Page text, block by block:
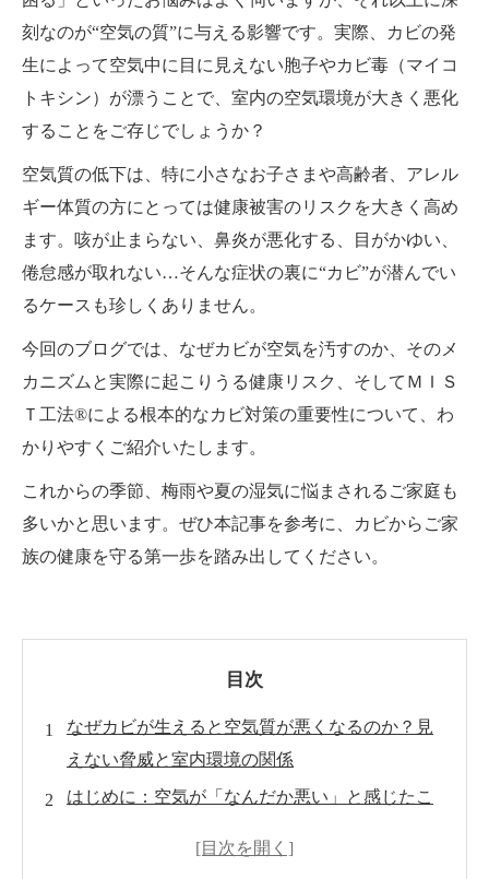
刻なのが“空気の質”に与える影響です。実際、カビの発
生によって空気中に目に見えない胞子やカビ毒（マイコ
トキシン）が漂うことで、室内の空気環境が大きく悪化
することをご存じでしょうか？
空気質の低下は、特に小さなお子さまや高齢者、アレル
ギー体質の方にとっては健康被害のリスクを大きく高め
ます。咳が止まらない、鼻炎が悪化する、目がかゆい、
倦怠感が取れない…そんな症状の裏に“カビ”が潜んでい
るケースも珍しくありません。
今回のブログでは、なぜカビが空気を汚すのか、そのメ
カニズムと実際に起こりうる健康リスク、そしてＭＩＳ
Ｔ工法®による根本的なカビ対策の重要性について、わ
かりやすくご紹介いたします。
これからの季節、梅雨や夏の湿気に悩まされるご家庭も
多いかと思います。ぜひ本記事を参考に、カビからご家
族の健康を守る第一歩を踏み出してください。
目次
なぜカビが生えると空気質が悪くなるのか？見
えない脅威と室内環境の関係
はじめに：空気が「なんだか悪い」と感じたこ